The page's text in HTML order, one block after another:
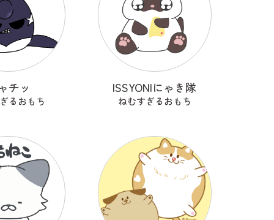
チッ
るおもち
ISSYONIにゃき隊
ねむすぎるおもち